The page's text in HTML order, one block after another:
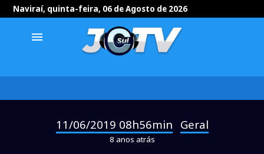
Naviraí, quinta-feira, 06 de Agosto de 2026
menu
11/06/2019 08h56min Geral
8 anos atrás